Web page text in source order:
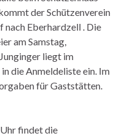
der Schützenverein
Eberhardzell . Die
am Samstag,
liegt im
die Anmeldeliste ein. Im
für Gaststätten.
findet die